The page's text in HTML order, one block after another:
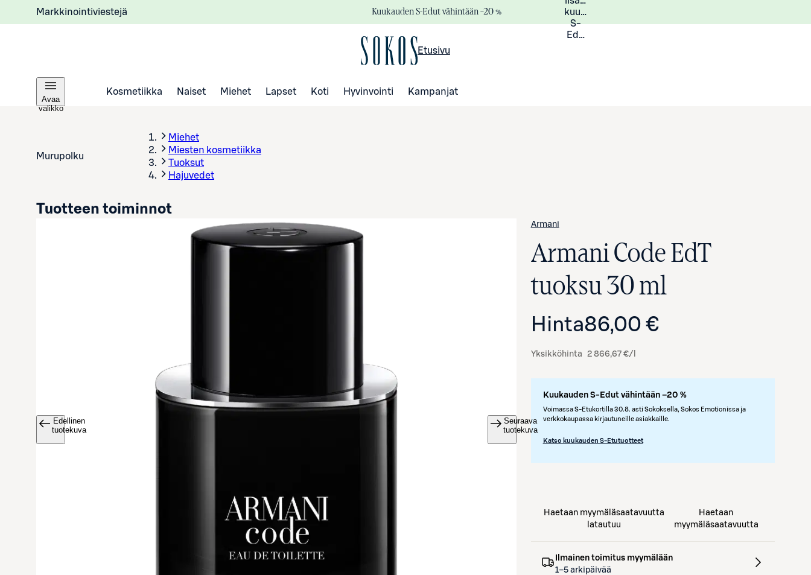
Markkinointiviestejä Kuukauden S-Edut vähintään –20 %
kuukauden
S-
Eduista
Etusivu
Avaa
valikko
Kosmetiikka Naiset Miehet Lapset Koti Hyvinvointi Kampanjat
Murupolku
Miehet
Miesten kosmetiikka
Tuoksut
Hajuvedet
Edellinen
tuotekuva
Seuraava
tuotekuva
Armani
Armani Code EdT
tuoksu 30 ml
Hinta86,00 €
Yksikköhinta 2 866,67 €/l
Kuukauden S-Edut vähintään –20 %
Voimassa S-Etukortilla 30.8. asti Sokoksella, Sokos Emotionissa ja
verkkokaupassa kirjautuneille asiakkaille.
Katso kuukauden S-Etutuotteet
Tuotteen toiminnot
Haetaan myymäläsaatavuutta
latautuu
Haetaan
myymäläsaatavuutta
Ilmainen toimitus myymälään
1–5 arkipäivää